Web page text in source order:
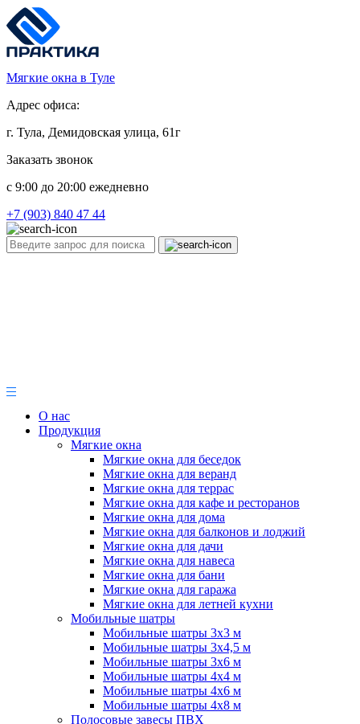
Мягкие окна в Туле
Адрес офиса:
г. Тула, Демидовская улица, 61г
Заказать звонок
c 9:00 до 20:00 ежедневно
+7 (903) 840 47 44
О нас
Продукция
Мягкие окна
Мягкие окна для беседок
Мягкие окна для веранд
Мягкие окна для террас
Мягкие окна для кафе и ресторанов
Мягкие окна для дома
Мягкие окна для балконов и лоджий
Мягкие окна для дачи
Мягкие окна для навеса
Мягкие окна для бани
Мягкие окна для гаража
Мягкие окна для летней кухни
Мобильные шатры
Мобильные шатры 3х3 м
Мобильные шатры 3х4,5 м
Мобильные шатры 3х6 м
Мобильные шатры 4х4 м
Мобильные шатры 4х6 м
Мобильные шатры 4х8 м
Полосовые завесы ПВХ